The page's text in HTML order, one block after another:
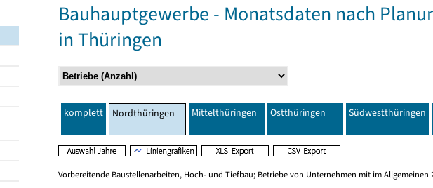
Bauhauptgewerbe - Monatsdaten nach
in Thüringen
komplett Nordthüringen Mittelthüringen Ostthüringen Südwestthüringen
Vorbereitende Baustellenarbeiten, Hoch- und Tiefbau; Betriebe von Unternehmen mit im Allgemeinen